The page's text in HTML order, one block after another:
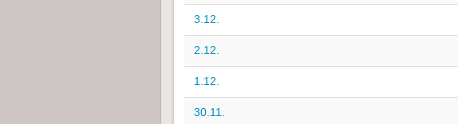
3.12.
2.12.
1.12.
30.11.